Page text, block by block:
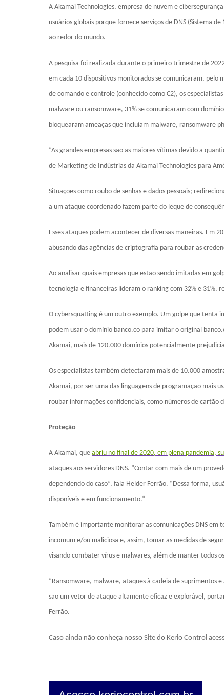
A Akamai Technologies, empresa de nuvem e
usuários globais porque fornece serviços de DNS (Sistema
ao redor do mundo.
A pesquisa foi realizada durante o primeiro trimestre de
em cada 10 dispositivos monitorados se comunicaram, pelo
de comando e controle (conhecido como C2), os
malware ou ransomware, 31% se comunicaram com
bloquearam ameaças que incluíam malware, ransomware
“As grandes empresas são as maiores vítimas devido a
de Marketing de Indústrias da Akamai Technologies para
Situações como roubo de senhas e dados pessoais;
a um ataque coordenado fazem parte do leque de
Esses ataques podem acontecer de diversas maneiras. Em
abusando das agências de criptografia para roubar as
Ao analisar quais empresas que estão sendo imitadas em
tecnologia e financeiras lideram o ranking com 32% e 31%,
O cybersquatting é um outro exemplo. Um golpe que tenta
podem usar o domínio banco.co para imitar o original
Akamai, mais de 120.000 domínios potencialmente
Os especialistas também detectaram mais de 10.000
Akamai, por ser uma das linguagens de programação mais
roubar informações confidenciais, como números de cartão
Proteção
A Akamai, que abriu no final de 2020, em plena pandemia,
ataques aos servidores DNS. “Contar com mais de um
dependendo do caso”, fala Helder Ferrão. “Dessa forma,
disponíveis e em funcionamento.”
Também é importante monitorar as comunicações DNS
incomum e/ou maliciosa e, assim, tomar as medidas de
visando combater vírus e malwares, além de manter todos
“Ransomware, malware, ataques à cadeia de suprimentos
são um vetor de ataque altamente eficaz e explorável,
Ferrão.
Caso ainda não conheça nosso Site do Kerio Control